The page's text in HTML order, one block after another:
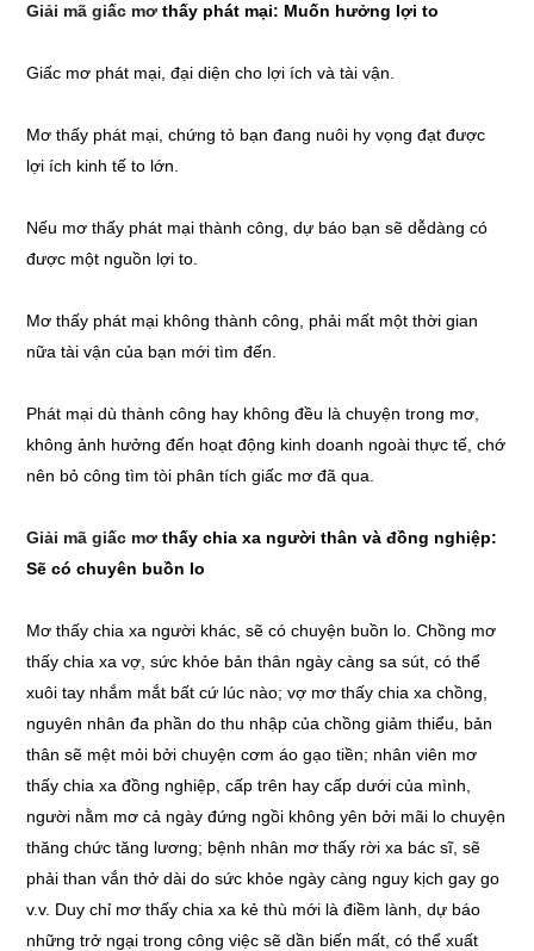
Giải mã giấc mơthấy phát mại: Muốn hưởng lợi to
Giấc mơ phát mại, đại diện cho lợi ích và tài vận.
Mơ thấy phát mại, chứng tỏ bạn đang nuôi hy vọng đạt được
lợi ích kinh tế to lớn.
Nếu mơ thấy phát mại thành công, dự báo bạn sẽ dễdàng có
được một nguồn lợi to.
Mơ thấy phát mại không thành công, phải mất một thời gian
nữa tài vận của bạn mới tìm đến.
Phát mại dù thành công hay không đều là chuyện trong mơ,
không ảnh hưởng đến hoạt động kinh doanh ngoài thực tế, chớ
nên bỏ công tìm tòi phân tích giấc mơ đã qua.
Giải mã giấc mơthấy chia xa người thân và đồng nghiệp:
Sẽ có chuyên buồn lo
Mơ thấy chia xa người khác, sẽ có chuyện buồn lo. Chồng mơ
thấy chia xa vợ, sức khỏe bản thân ngày càng sa sút, có thể
xuôi tay nhắm mắt bất cứ lúc nào; vợ mơ thấy chia xa chồng,
nguyên nhân đa phần do thu nhập của chồng giảm thiểu, bản
thân sẽ mệt mỏi bởi chuyện cơm áo gạo tiền; nhân viên mơ
thấy chia xa đồng nghiệp, cấp trên hay cấp dưới của mình,
người nằm mơ cả ngày đứng ngồi không yên bởi mãi lo chuyện
thăng chức tăng lương; bệnh nhân mơ thấy rời xa bác sĩ, sẽ
phải than vắn thở dài do sức khỏe ngày càng nguy kịch gay go
v.v. Duy chỉ mơ thấy chia xa kẻ thù mới là điềm lành, dự báo
những trở ngại trong công việc sẽ dần biến mất, có thể xuất